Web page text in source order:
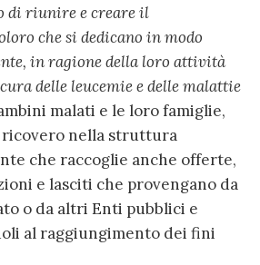
di riunire e creare il
che si dedicano in modo
in ragione della loro attività
delle leucemie e delle malattie
malati e le loro famiglie,
nella struttura
che raccoglie anche offerte,
e lasciti che provengano da
o da altri Enti pubblici e
al raggiungimento dei fini